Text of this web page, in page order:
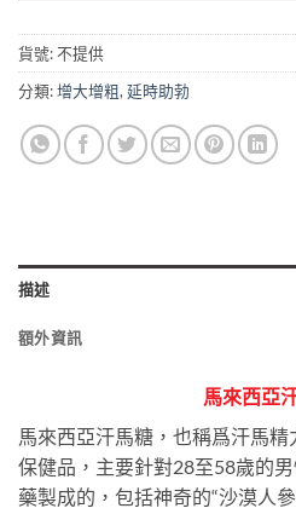
貨號:不提供
分類:增大增粗,延時助勃
描述
額外資訊
馬來西亞
馬來西亞汗馬糖，也稱爲汗馬
保健品，主要針對28至58歲的
藥製成的，包括神奇的“沙漠人